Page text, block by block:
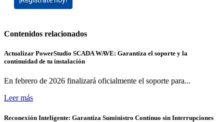
Contenidos relacionados
Actualizar PowerStudio SCADA WAVE: Garantiza el soporte y la
continuidad de tu instalación
En febrero de 2026 finalizará oficialmente el soporte para...
Leer más
Reconexión Inteligente: Garantiza Suministro Continuo sin Interrupciones